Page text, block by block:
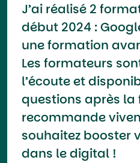
J’ai réalisé 2
début 2024 :
une formation
Les formateurs
l’écoute et
questions après la
recommande
souhaitez booster
dans le digital !